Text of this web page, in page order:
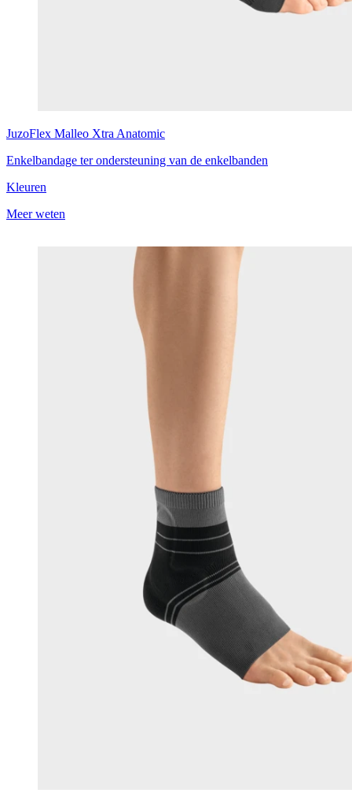
JuzoFlex Malleo Xtra Anatomic
Enkelbandage ter ondersteuning van de enkelbanden
Kleuren
Meer weten